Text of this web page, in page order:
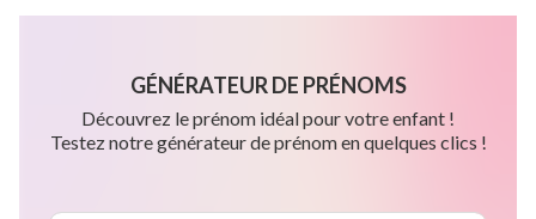
GÉNÉRATEUR DE PRÉNOMS
Découvrez le prénom idéal pour votre enfant !
Testez notre générateur de prénom en quelques clics !